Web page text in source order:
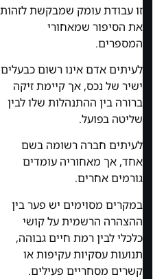
זו עבודת עומק שמבקשת לזהות
את הסיפור שמאחורי
המספרים.
לעיתים אדם אינו רשום כבעלים
ישיר של נכס, אך קיימת זיקה
ברורה בין ההתנהלות שלו לבין
שליטה בפועל.
לעיתים חברה רשומה בשם
אחד, אך מאחוריה עומדים
גורמים אחרים.
במקרים מסוימים יש פער בין
ההצהרה הרשמית על קושי
כלכלי לבין רמת חיים גבוהה,
תנועות עסקיות עקיפות או
קשרים מסחריים פעילים.